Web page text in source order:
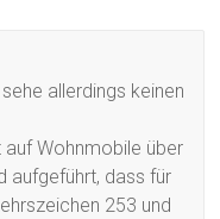
allerdings keinen
auf Wohnmobile über
aufgeführt, dass für
253 und